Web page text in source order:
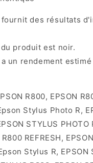
des résultats
produit est noir.
un rendement
R800, EPSON
Stylus Photo R,
STYLUS PHOTO
REFRESH,
Stylus R, EPSON